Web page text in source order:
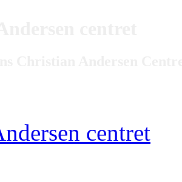
centret